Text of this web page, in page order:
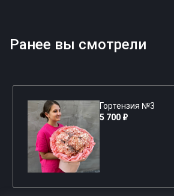
Ранее вы смотрели
Гортензия №3
5 700 ₽